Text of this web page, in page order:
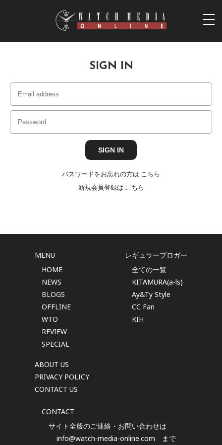
SIGN IN
パスワードをお忘れの方は こちら
新規会員登録は こちら
MENU
HOME
NEWS
BLOGS
OFFLINE
WTO
REVIEW
SPECIAL
ABOUT US
PRIVACY POLICY
CONTACT US
レギュラーブロガー
全ての一覧
KITAMURA(a-ls)
Ay&Ty Style
CC Fan
KIH
CONTACT
サイト全般のご連絡・お問い合わせは
info@watch-media-online.com まで